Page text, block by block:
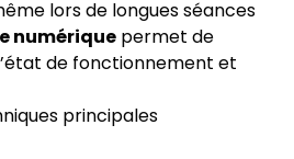
lors de longues séances
numérique permet de
de fonctionnement et
principales